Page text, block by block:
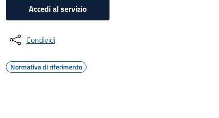
Accedi al servizio
Condividi
Normativa di riferimento